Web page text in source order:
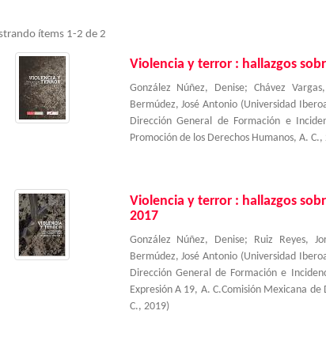
ítems 1-2 de 2
Violencia y terror : hallazgos
González Núñez, Denise;Chávez
Bermúdez, José Antonio (Universidad
Dirección General de Formación e
Promoción de los Derechos Humanos, A. C.,
Violencia y terror : hallazgos
2017
González Núñez, Denise; Ruiz Reyes,
Bermúdez, José Antonio (Universidad
Dirección General de Formación e
Expresión A 19, A. C.Comisión Mexicana
C., 2019)